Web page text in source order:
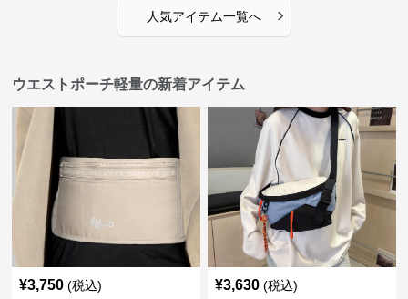
人気アイテム一覧へ ›
ウエストポーチ軽量の新着アイテム
¥3,750 (税込) ¥3,630 (税込)